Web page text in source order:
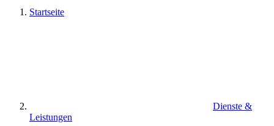
Startseite
Dienste &
Leistungen